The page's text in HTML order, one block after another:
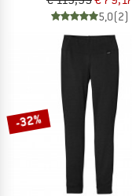
5,0(2)
-32%